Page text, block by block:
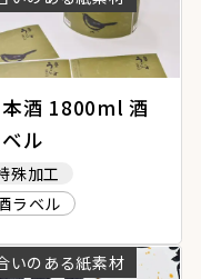
本酒 1800ml 酒
ル
殊加工
ラベル
いのある紙素材